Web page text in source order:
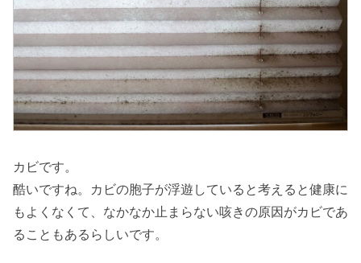
カビです。
酷いですね。カビの胞子が浮遊していると考えると健康に
もよくなくて、なかなか止まらない咳きの原因がカビであ
ることもあるらしいです。